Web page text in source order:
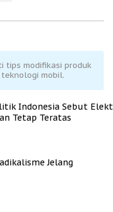
tips modifikasi produk
mobil.
Indonesia Sebut
Tetap Teratas
Jelang